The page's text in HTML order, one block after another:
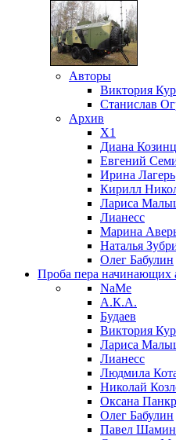
Авторы
Виктория
Станислав
Архив
X1
Диана
Евгений
Ирина Лагерь
Кирилл
Лариса
Лианесс
Марина
Наталья
Олег Бабулин
Проба пера начинающих
NaMe
А.К.А.
Будаев
Виктория
Лариса
Лианесс
Людмила
Николай
Оксана
Олег Бабулин
Павел Шамин